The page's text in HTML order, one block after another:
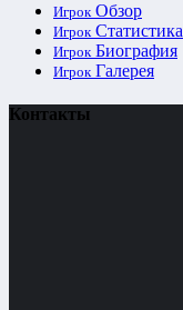
Игрок Обзор
Игрок Статистика
Игрок Биография
Игрок Галерея
Контакты